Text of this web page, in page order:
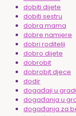
dobiti dijete
dobiti sestru
dobra mama
dobre namjere
dobri roditelji
dobro dijete
dobrobit
dobrobit djece
dodir
događaji u
događanja u
događanja za